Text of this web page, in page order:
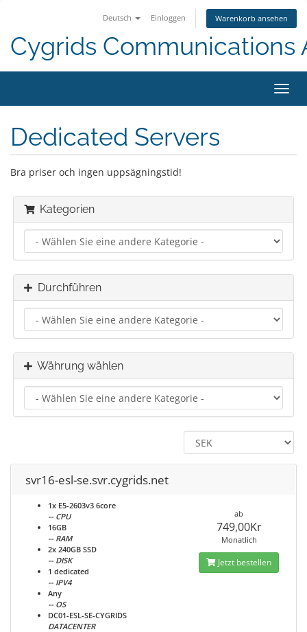
Deutsch Einloggen Warenkorb ansehen
Cygrids Communications
ein-/
Dedicated Servers
Bra priser och ingen uppsägningstid!
Kategorien
Durchführen
Währung wählen
svr16-esl-se.svr.cygrids.net
1x E5-2603v3 6core
-- CPU
16GB
-- RAM
2x 240GB SSD
-- DISK
1 dedicated
-- IPV4
Any
-- OS
DC01-ESL-SE-CYGRIDS
DATACENTER
ab
749,00Kr
Monatlich
Jetzt bestellen